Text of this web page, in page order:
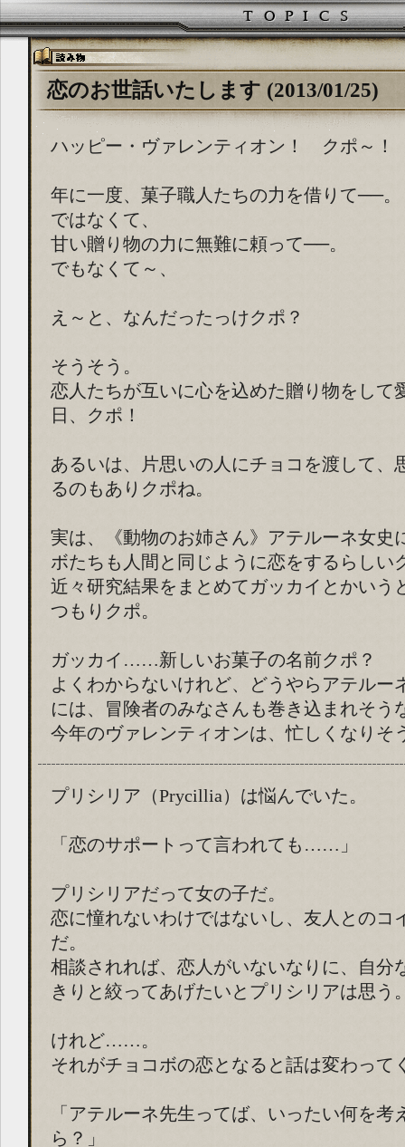
恋のお世話いたします (2013/01/25)
ハッピー・ヴァレンティオン！ クポ～！
年に一度、菓子職人たちの力を借りて──。
ではなくて、
甘い贈り物の力に無難に頼って──。
でもなくて～、
え～と、なんだったっけクポ？
そうそう。
恋人たちが互いに心を込めた贈り物をして
日、クポ！
あるいは、片思いの人にチョコを渡して、
るのもありクポね。
実は、《動物のお姉さん》アテルーネ女史
ボたちも人間と同じように恋をするらしい
近々研究結果をまとめてガッカイとかいう
つもりクポ。
ガッカイ……新しいお菓子の名前クポ？
よくわからないけれど、どうやらアテルー
には、冒険者のみなさんも巻き込まれそう
今年のヴァレンティオンは、忙しくなりそ
プリシリア（Prycillia）は悩んでいた。
「恋のサポートって言われても……」
プリシリアだって女の子だ。
恋に憧れないわけではないし、友人とのコ
だ。
相談されれば、恋人がいないなりに、自分
きりと絞ってあげたいとプリシリアは思う
けれど……。
それがチョコボの恋となると話は変わって
「アテルーネ先生ってば、いったい何を考
ら？」